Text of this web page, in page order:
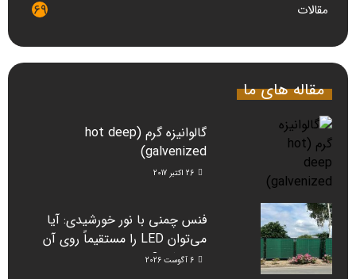
مقالات 69
مقاله های ما
گالوانیزه گرم (hot deep
galvenized)
26 اکتبر 2017
فنس چمنی با نور خورشیدی: آیا
می‌توان LED را مستقیماً روی آن
نصب کرد؟
6 آگوست 2026